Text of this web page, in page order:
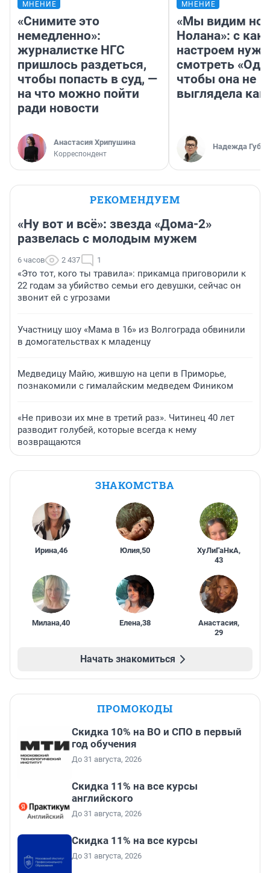
МНЕНИЕ
«Снимите это
немедленно»:
журналистке НГС
пришлось раздеться,
чтобы попасть в суд, —
на что можно пойти
ради новости
Анастасия Хрипушина
Корреспондент
МНЕНИЕ
«Мы видим
Нолана»: с
настроем
смотреть
чтобы она не
выглядела как
Надежда
РЕКОМЕНДУЕМ
«Ну вот и всё»: звезда «Дома-2»
развелась с молодым мужем
6 часов 2 437 1
«Это тот, кого ты травила»: прикамца приговорили к
22 годам за убийство семьи его девушки, сейчас он
звонит ей с угрозами
Участницу шоу «Мама в 16» из Волгограда обвинили
в домогательствах к младенцу
Медведицу Майю, жившую на цепи в Приморье,
познакомили с гималайским медведем Фиником
«Не привози их мне в третий раз». Читинец 40 лет
разводит голубей, которые всегда к нему
возвращаются
ЗНАКОМСТВА
Ирина,46 Юлия,50 ХуЛиГаНкА,
43
Милана,40 Елена,38 Анастасия,
29
Начать знакомиться
ПРОМОКОДЫ
Скидка 10% на ВО и СПО в первый
год обучения
До 31 августа, 2026
Скидка 11% на все курсы
английского
До 31 августа, 2026
Скидка 11% на все курсы
До 31 августа, 2026